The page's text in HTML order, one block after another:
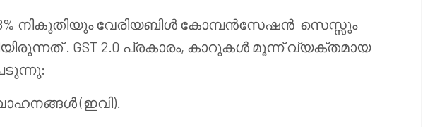
നികുതിയും വേരിയബിൾ കോമ്പൻസേഷൻ സെസ്സും
. GST 2.0 പ്രകാരം, കാറുകൾ മൂന്ന് വ്യക്തമായ
(ഇവി).